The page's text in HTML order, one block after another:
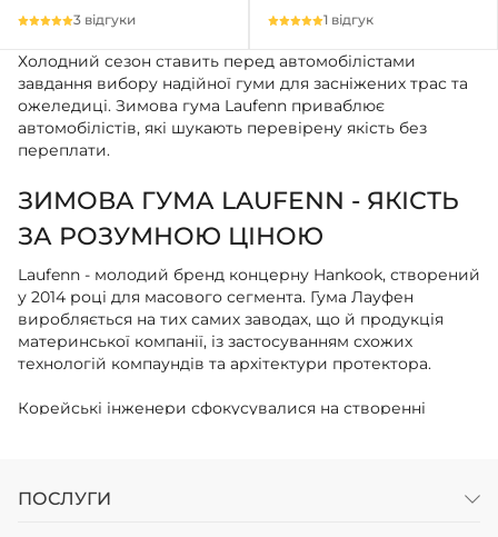
3 відгуки 1 відгук
Холодний сезон ставить перед автомобілістами
завдання вибору надійної гуми для засніжених трас та
ожеледиці. Зимова гума Laufenn приваблює
автомобілістів, які шукають перевірену якість без
переплати.
ЗИМОВА ГУМА LAUFENN - ЯКІСТЬ
ЗА РОЗУМНОЮ ЦІНОЮ
Laufenn - молодий бренд концерну Hankook, створений
у 2014 році для масового сегмента. Гума Лауфен
виробляється на тих самих заводах, що й продукція
материнської компанії, із застосуванням схожих
технологій компаундів та архітектури протектора.
Корейські інженери сфокусувалися на створенні
виробничим процесам.
ПОСЛУГИ